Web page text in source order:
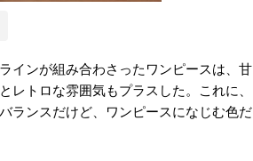
インが組み合わさったワンピースは、甘
レトロな雰囲気もプラスした。これに、
ランスだけど、ワンピースになじむ色だ